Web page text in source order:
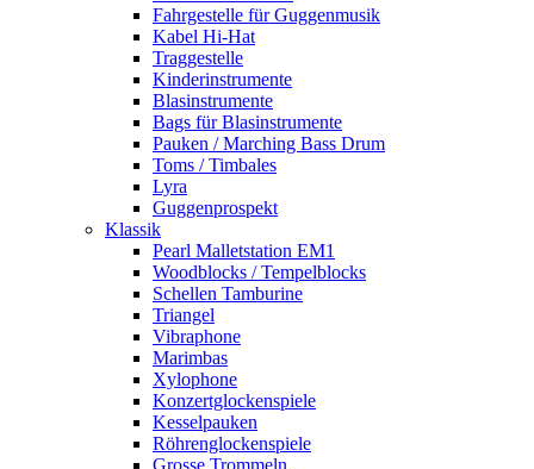
Fahrgestelle für Guggenmusik
Kabel Hi-Hat
Traggestelle
Kinderinstrumente
Blasinstrumente
Bags für Blasinstrumente
Pauken / Marching Bass Drum
Toms / Timbales
Lyra
Guggenprospekt
Klassik
Pearl Malletstation EM1
Woodblocks / Tempelblocks
Schellen Tamburine
Triangel
Vibraphone
Marimbas
Xylophone
Konzertglockenspiele
Kesselpauken
Röhren­glocken­spiele
Grosse Trommeln